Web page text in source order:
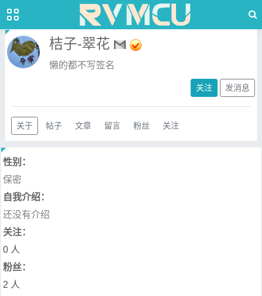
桔子-翠花
懒的都不写签名
关注 发消息
关于 帖子 文章 留言 粉丝 关注
性别：
保密
自我介绍：
还没有介绍
关注：
0 人
粉丝：
2 人